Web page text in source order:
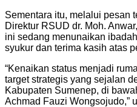
Sementara itu, melalui pesan
Direktur RSUD dr. Moh.
ini sedang menunaikan
syukur dan terima kasih atas
“Kenaikan status menjadi
target strategis yang sejalan
Kabupaten Sumenep, di
Achmad Fauzi Wongsojudo,”